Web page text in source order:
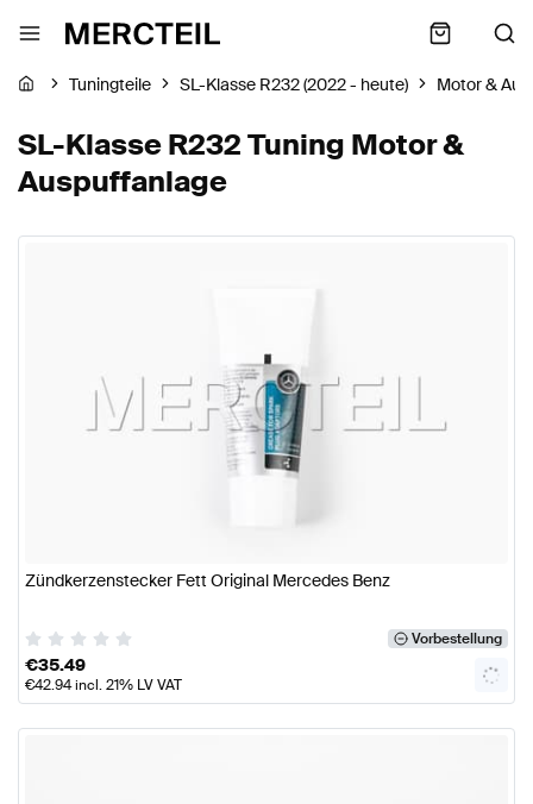
Tuningteile SL-Klasse R232 (2022 - heute) Motor &
SL-Klasse R232 Tuning Motor &
Auspuffanlage
Zündkerzenstecker Fett Original Mercedes Benz
Vorbestellung
€35.49
€42.94incl. 21% LV VAT